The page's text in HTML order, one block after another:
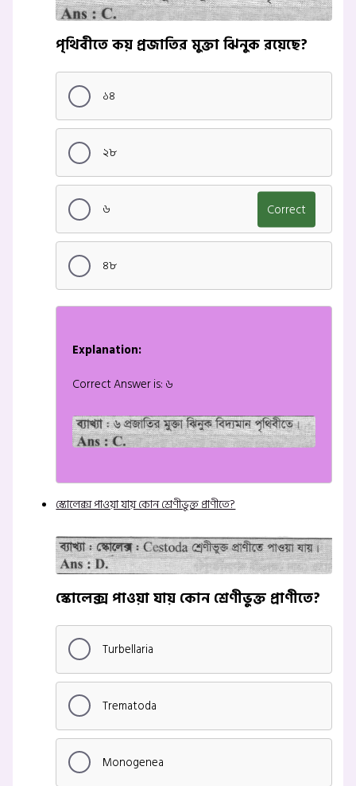
পৃথিবীতে কয় প্রজাতির মুক্তা ঝিনুক রয়েছে?
১৪
২৮
৬ Correct
৪৮
Explanation:
Correct Answer is: ৬
স্কোলেক্স পাওয়া যায় কোন শ্রেণীভুক্ত প্রাণীতে?
স্কোলেক্স পাওয়া যায় কোন শ্রেণীভুক্ত প্রাণীতে?
Turbellaria
Trematoda
Monogenea